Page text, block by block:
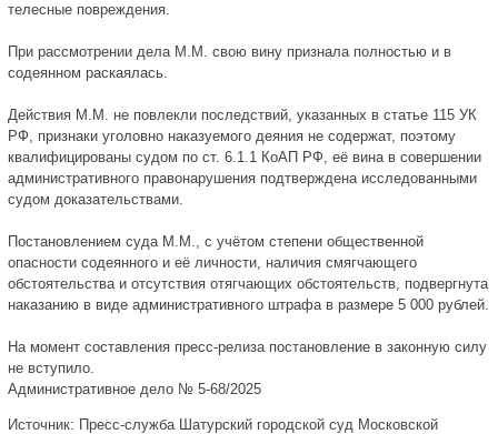
телесные повреждения.
При рассмотрении дела М.М. свою вину признала полностью и в
содеянном раскаялась.
Действия М.М. не повлекли последствий, указанных в статье 115 УК
РФ, признаки уголовно наказуемого деяния не содержат, поэтому
квалифицированы судом по ст. 6.1.1 КоАП РФ, её вина в совершении
административного правонарушения подтверждена исследованными
судом доказательствами.
Постановлением суда М.М., с учётом степени общественной
опасности содеянного и её личности, наличия смягчающего
обстоятельства и отсутствия отягчающих обстоятельств, подвергнута
наказанию в виде административного штрафа в размере 5 000 рублей.
На момент составления пресс-релиза постановление в законную силу
не вступило.
Административное дело № 5-68/2025
Источник: Пресс-служба Шатурский городской суд Московской